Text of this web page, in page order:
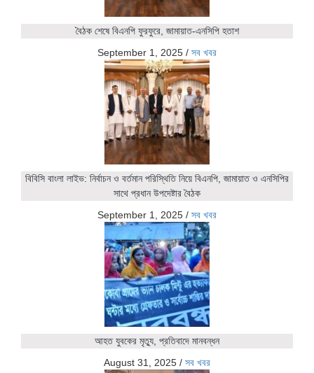
বৈঠক শেষে বিএনপি ফুরফুরে, জামায়াত-এনসিপি হতাশ
September 1, 2025 / সব খবর
বিবিসি বাংলা লাইভ: নির্বাচন ও বর্তমান পরিস্থিতি নিয়ে বিএনপি, জামায়াত ও এনসিপির
সাথে প্রধান উপদেষ্টার বৈঠক
September 1, 2025 / সব খবর
আহত যুবকের মৃত্যু, প্রতিবাদে মানবন্ধন
August 31, 2025 / সব খবর